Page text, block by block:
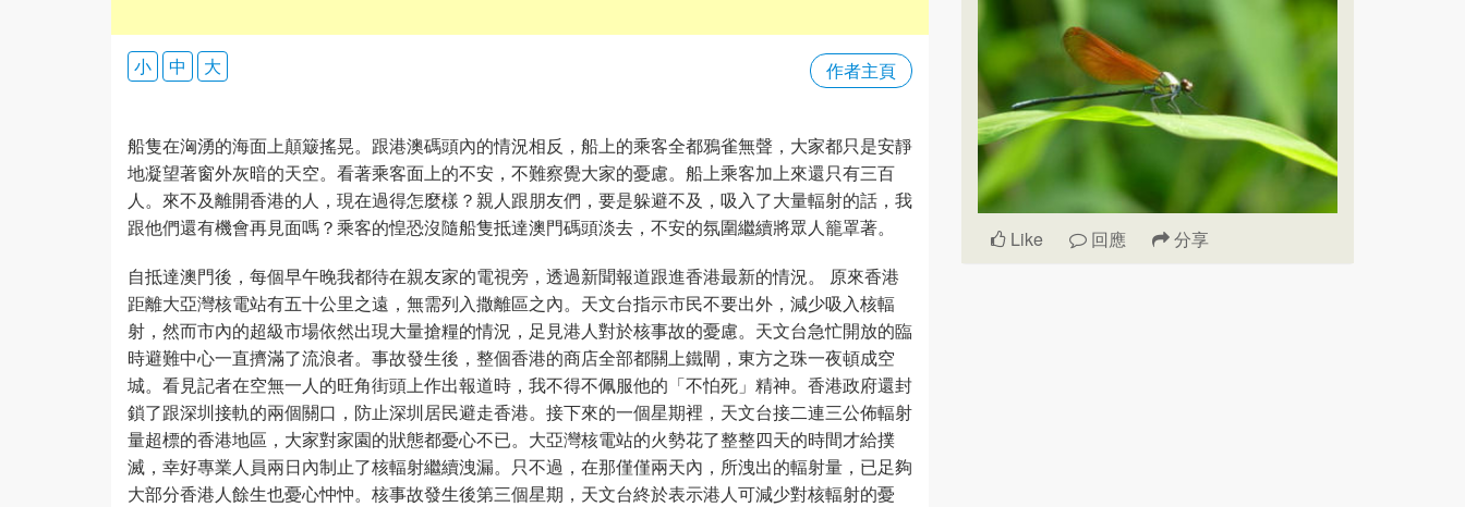
作者主頁
小 中 大
船隻在洶湧的海面上顛簸搖晃。跟港澳碼頭內的情況相反，船上的乘客全都鴉雀無聲，大家都只是安靜
地凝望著窗外灰暗的天空。看著乘客面上的不安，不難察覺大家的憂慮。船上乘客加上來還只有三百
人。來不及離開香港的人，現在過得怎麼樣？親人跟朋友們，要是躲避不及，吸入了大量輻射的話，我
跟他們還有機會再見面嗎？乘客的惶恐沒隨船隻抵達澳門碼頭淡去，不安的氛圍繼續將眾人籠罩著。
自抵達澳門後，每個早午晚我都待在親友家的電視旁，透過新聞報道跟進香港最新的情況。 原來香港
距離大亞灣核電站有五十公里之遠，無需列入撒離區之內。天文台指示市民不要出外，減少吸入核輻
射，然而市內的超級市場依然出現大量搶糧的情況，足見港人對於核事故的憂慮。天文台急忙開放的臨
時避難中心一直擠滿了流浪者。事故發生後，整個香港的商店全部都關上鐵閘，東方之珠一夜頓成空
城。看見記者在空無一人的旺角街頭上作出報道時，我不得不佩服他的「不怕死」精神。香港政府還封
鎖了跟深圳接軌的兩個關口，防止深圳居民避走香港。接下來的一個星期裡，天文台接二連三公佈輻射
量超標的香港地區，大家對家園的狀態都憂心不已。大亞灣核電站的火勢花了整整四天的時間才給撲
滅，幸好專業人員兩日內制止了核輻射繼續洩漏。只不過，在那僅僅兩天內，所洩出的輻射量，已足夠
大部分香港人餘生也憂心忡忡。核事故發生後第三個星期，天文台終於表示港人可減少對核輻射的憂
Like 回應 分享